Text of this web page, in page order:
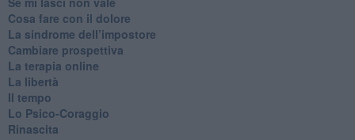
Cosa fare con il dolore
​La sindrome dell’impostore
​Cambiare prospettiva
La terapia online
La libertà
​Il tempo
​Lo Psico-Coraggio
Rinascita